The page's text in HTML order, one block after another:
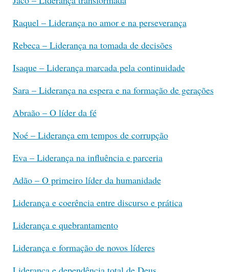
Raquel – Liderança no amor e na perseverança
Rebeca – Liderança na tomada de decisões
Isaque – Liderança marcada pela continuidade
Sara – Liderança na espera e na formação de gerações
Abraão – O líder da fé
Noé – Liderança em tempos de corrupção
Eva – Liderança na influência e parceria
Adão – O primeiro líder da humanidade
Liderança e coerência entre discurso e prática
Liderança e quebrantamento
Liderança e formação de novos líderes